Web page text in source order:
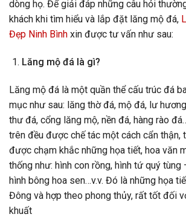
dòng họ. Để giải đáp những câu hỏi
khách khi tìm hiểu và lắp đặt lăng mộ đá,
Đẹp Ninh Bình xin được tư vấn như sau:
Lăng mộ đá là gì?
Lăng mộ đá là một quần thể cấu trúc đá
mục như sau: lăng thờ đá, mộ đá, lư
thư đá, cổng lăng mộ, nền đá, hàng rào
trên đều được chế tác một cách cẩn thận,
được chạm khắc những họa tiết, hoa văn
thống như: hình con rồng, hình tứ quý
hình bông hoa sen…v.v. Đó là những họa
Đông và hợp theo phong thủy, rất tốt đối
khuất